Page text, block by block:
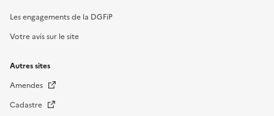
Les engagements de la DGFiP
Votre avis sur le site
Autres sites
Amendes
Cadastre